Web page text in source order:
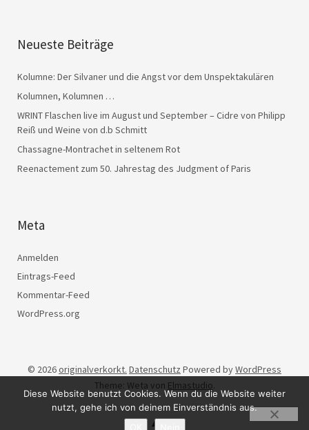
Neueste Beiträge
Kolumne: Der Silvaner und die Angst vor dem Unspektakulären
Kolumnen, Kolumnen …
WRINT Flaschen live im August und September – Cidre von Philipp
Reiß und Weine von d.b Schmitt
Chassagne-Montrachet in seltenem Rot
Reenactement zum 50. Jahrestag des Judgment of Paris
Meta
Anmelden
Eintrags-Feed
Kommentar-Feed
WordPress.org
© 2026originalverkorkt. Datenschutz Powered byWordPress
Theme: Weta von Elmastudio.
Diese Website benutzt Cookies. Wenn du die Website weiter
nutzt, gehe ich von deinem Einverständnis aus.